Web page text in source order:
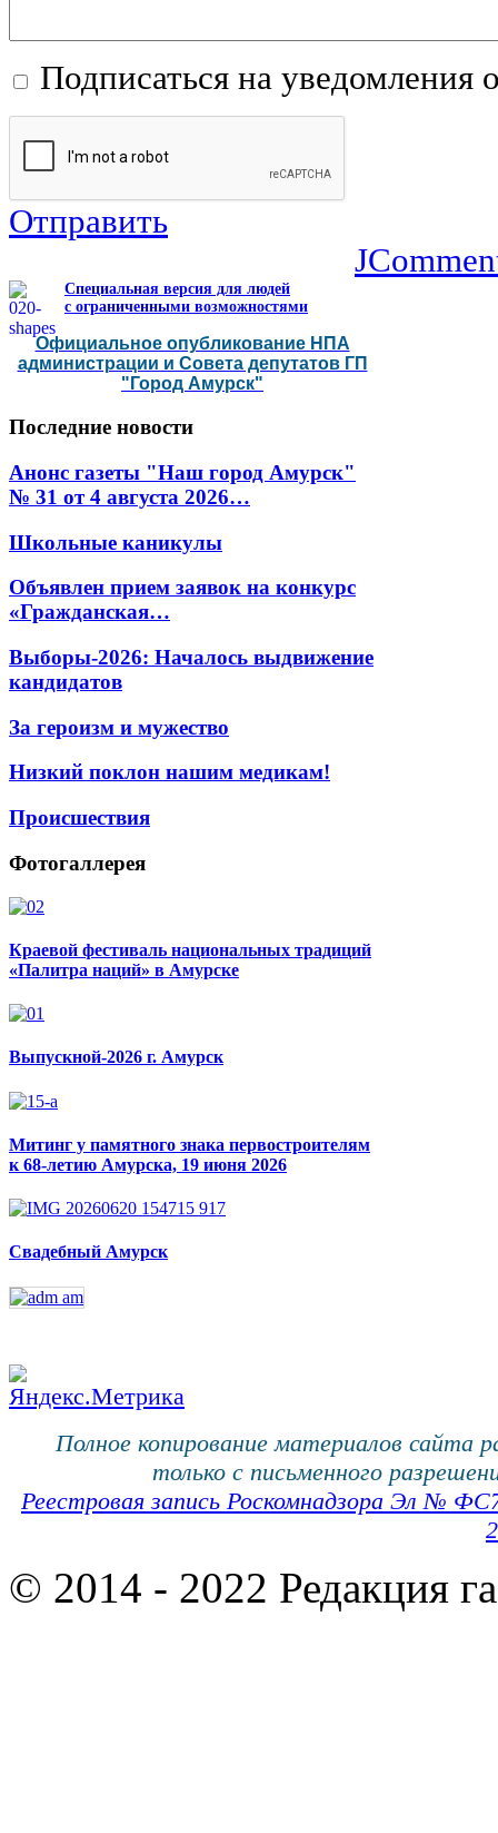
Подписаться на уведомления
Отправить
Специальная версия для людей
с ограниченными возможностями
Официальное опубликование НПА
администрации и Совета депутатов ГП
"Город Амурск"
Последние новости
Анонс газеты "Наш город Амурск"
№ 31 от 4 августа 2026…
Школьные каникулы
Объявлен прием заявок на конкурс
«Гражданская…
Выборы-2026: Началось выдвижение
кандидатов
За героизм и мужество
Низкий поклон нашим медикам!
Происшествия
Фотогаллерея
Краевой фестиваль национальных традиций
«Палитра наций» в Амурске
Выпускной-2026 г. Амурск
Митинг у памятного знака первостроителям
к 68-летию Амурска, 19 июня 2026
Свадебный Амурск
Полное копирование материалов сайта
только с письменного
Реестровая запись Роскомнадзора Эл №
© 2014 - 2022 Редакция